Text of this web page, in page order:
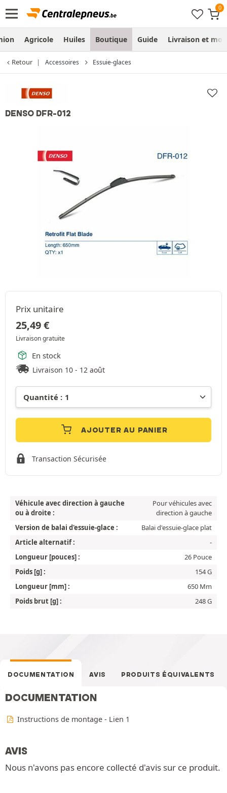
Agricole Huiles Boutique Guide Livraison et
Retour Accessoires Essuie-glaces
DENSO DFR-012
Prix unitaire
25,49€
Livraison gratuite
En stock
Livraison 10 - 12 août
AJOUTER AU PANIER
Transaction Sécurisée
Véhicule avec direction à gauche
ou à droite :
Pour véhicules avec
direction à gauche
Version de balai d'essuie-glace :
Balai d'essuie-glace plat
Article alternatif :
-
Longueur [pouces] :
26 Pouce
Poids [g] :
154 G
Longueur [mm] :
650 Mm
Poids brut [g] :
248 G
DOCUMENTATION AVIS PRODUITS ÉQUIVALENTS
DOCUMENTATION
Instructions de montage - Lien 1
AVIS
Nous n'avons pas encore collecté d'avis sur ce produit.